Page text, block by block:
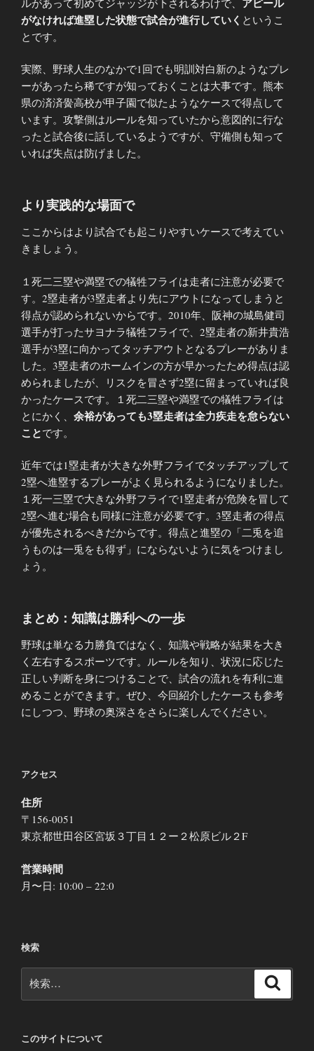
がなければ進塁した状態で試合が進行していく というこ
とです。
実際、野球人生のなかで1回でも明訓対白新のようなプレ
ーがあったら稀ですが知っておくことは大事です。熊本
県の済済黌高校が甲子園で似たようなケースで得点して
います。攻撃側はルールを知っていたから意図的に行な
ったと試合後に話しているようですが、守備側も知って
いれば失点は防げました。
より実践的な場面で
ここからはより試合でも起こりやすいケースで考えてい
きましょう。
１死二三塁や満塁での犠牲フライは走者に注意が必要で
す。2塁走者が3塁走者より先にアウトになってしまうと
得点が認められないからです。2010年、阪神の城島健司
選手が打ったサヨナラ犠牲フライで、2塁走者の新井貴浩
選手が3塁に向かってタッチアウトとなるプレーがありま
した。3塁走者のホームインの方が早かったため得点は認
められましたが、リスクを冒さず2塁に留まっていれば良
かったケースです。１死二三塁や満塁での犠牲フライは
とにかく、 余裕があっても3塁走者は全力疾走を怠らない
ことです。
近年では1塁走者が大きな外野フライでタッチアップして
2塁へ進塁するプレーがよく見られるようになりました。
１死一三塁で大きな外野フライで1塁走者が危険を冒して
2塁へ進む場合も同様に注意が必要です。3塁走者の得点
が優先されるべきだからです。得点と進塁の「二兎を追
うものは一兎をも得ず」にならないように気をつけまし
ょう。
まとめ：知識は勝利への一歩
野球は単なる力勝負ではなく、知識や戦略が結果を大き
く左右するスポーツです。ルールを知り、状況に応じた
正しい判断を身につけることで、試合の流れを有利に進
めることができます。ぜひ、今回紹介したケースも参考
にしつつ、野球の奥深さをさらに楽しんでください。
アクセス
住所
〒156-0051
東京都世田谷区宮坂３丁目１２ー２松原ビル２F
営業時間
月〜日: 10:00 – 22:0
検索
索:
このサイトについて